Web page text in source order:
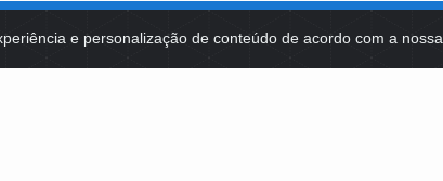
e personalização de conteúdo de acordo com a nossa
TECNOLOGIAS IDENTIDADE VISUAL